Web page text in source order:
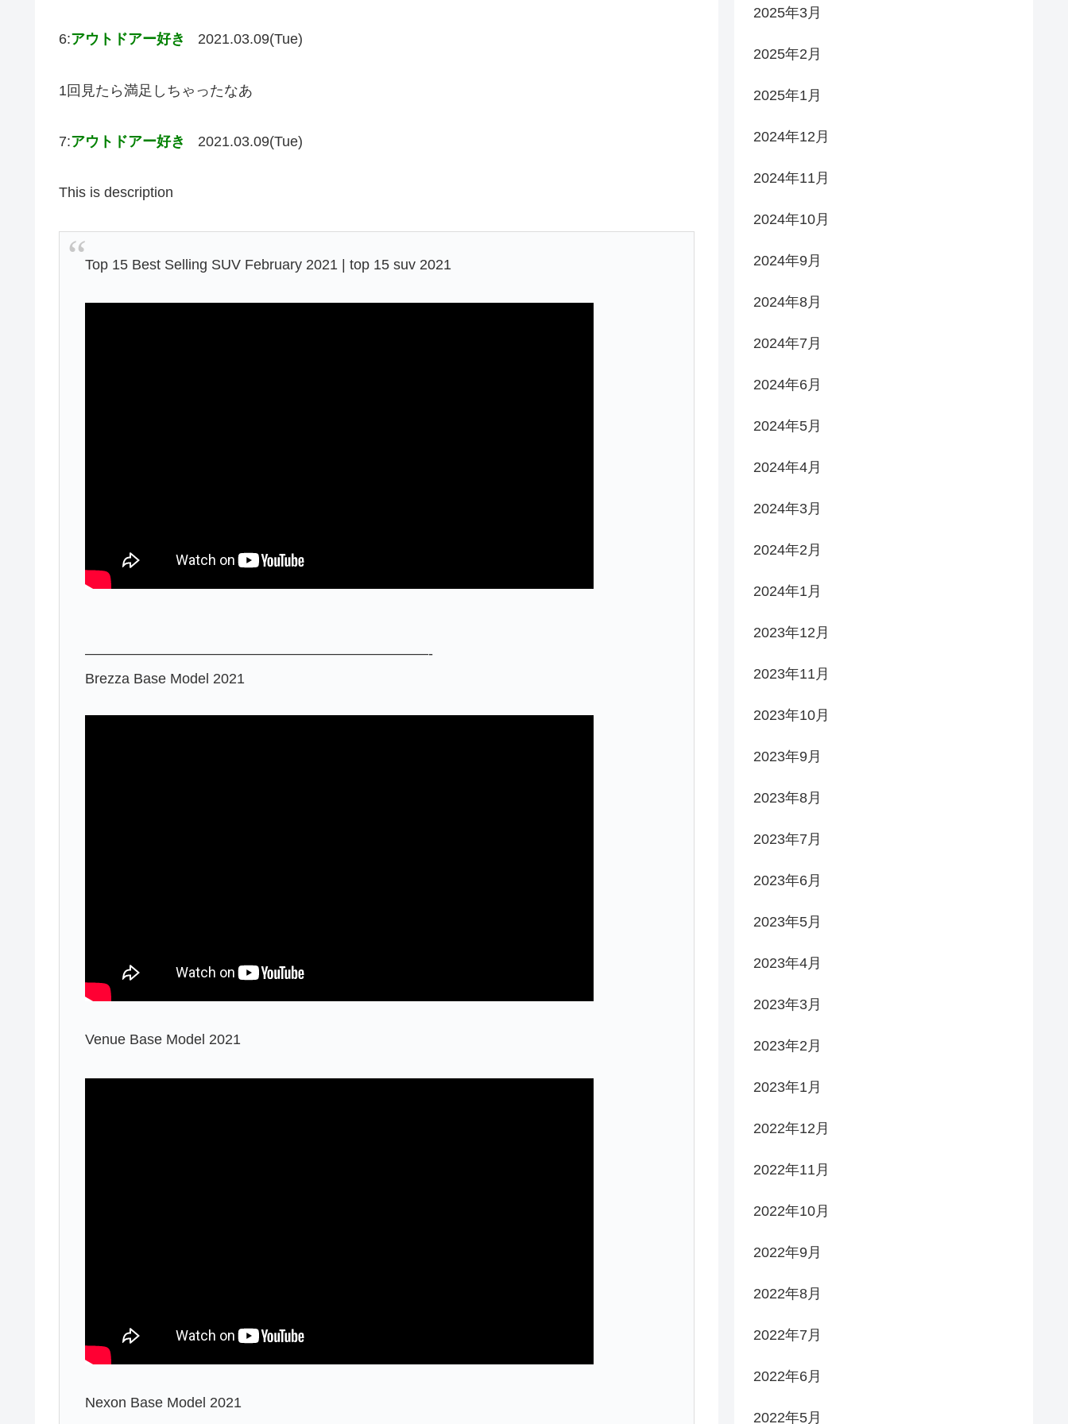
6:アウトドアー好き 2021.03.09(Tue)
1回見たら満足しちゃったなあ
7:アウトドアー好き 2021.03.09(Tue)
This is description
Top 15 Best Selling SUV February 2021 | top 15 suv 2021
————————————————————————-
Brezza Base Model 2021
Venue Base Model 2021
Nexon Base Model 2021
2025年3月
2025年2月
2025年1月
2024年12月
2024年11月
2024年10月
2024年9月
2024年8月
2024年7月
2024年6月
2024年5月
2024年4月
2024年3月
2024年2月
2024年1月
2023年12月
2023年11月
2023年10月
2023年9月
2023年8月
2023年7月
2023年6月
2023年5月
2023年4月
2023年3月
2023年2月
2023年1月
2022年12月
2022年11月
2022年10月
2022年9月
2022年8月
2022年7月
2022年6月
2022年5月